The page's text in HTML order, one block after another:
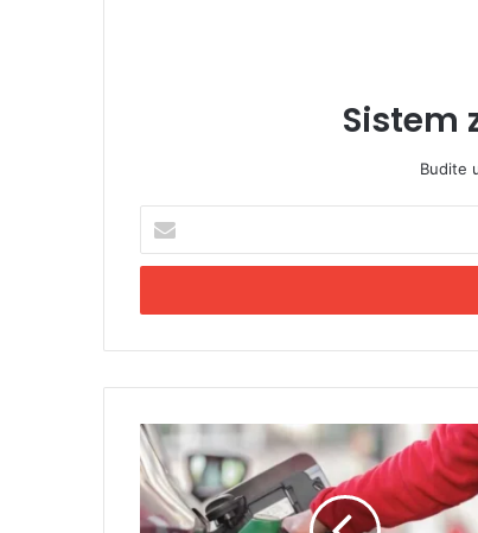
Sistem
Budite
e
i
E
a
i
l
a
V
l
a
d